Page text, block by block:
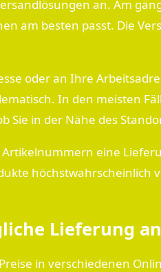
an. Am
am besten passt. Die
oder an Ihre
In den meisten
in der Nähe des
eine
Lieferung an
in verschiedenen